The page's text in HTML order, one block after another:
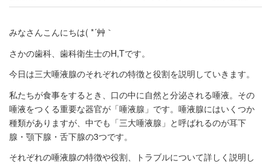
みなさんこんにちは( *´艸｀
さかの歯科、歯科衛生士のH,Tです。
今日は三大唾液腺のそれぞれの特徴と役割を説明していきます。
私たちが食事をするとき、口の中に自然と分泌される唾液。その
唾液をつくる重要な器官が「唾液腺」です。唾液腺にはいくつか
種類がありますが、中でも「三大唾液腺」と呼ばれるのが耳下
腺・顎下腺・舌下腺の3つです。
それぞれの唾液腺の特徴や役割、トラブルについて詳しく説明し